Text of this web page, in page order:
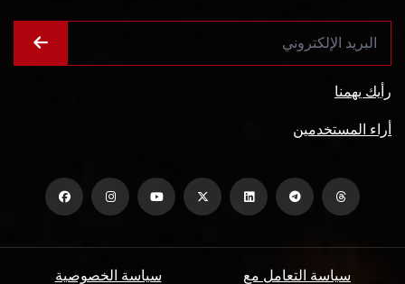
رأيك يهمنا
أراء المستخدمين
سياسة الخصوصية سياسة التعامل مع